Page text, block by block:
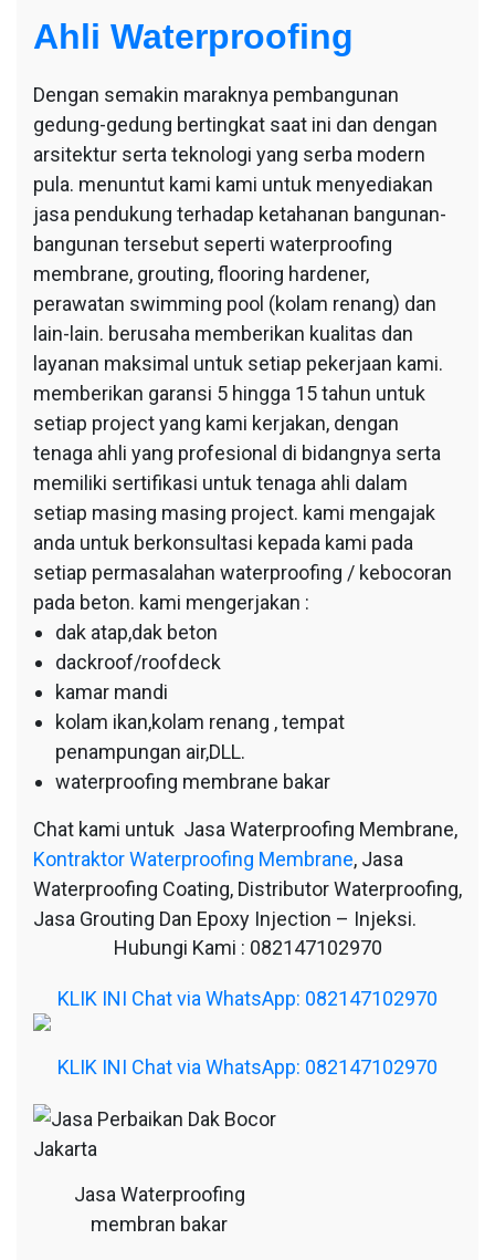
Ahli Waterproofing
Dengan semakin maraknya pembangunan
gedung-gedung bertingkat saat ini dan dengan
arsitektur serta teknologi yang serba modern
pula. menuntut kami kami untuk menyediakan
jasa pendukung terhadap ketahanan bangunan-
bangunan tersebut seperti waterproofing
membrane, grouting, flooring hardener,
perawatan swimming pool (kolam renang) dan
lain-lain. berusaha memberikan kualitas dan
layanan maksimal untuk setiap pekerjaan kami.
memberikan garansi 5 hingga 15 tahun untuk
setiap project yang kami kerjakan, dengan
tenaga ahli yang profesional di bidangnya serta
memiliki sertifikasi untuk tenaga ahli dalam
setiap masing masing project. kami mengajak
anda untuk berkonsultasi kepada kami pada
setiap permasalahan waterproofing / kebocoran
pada beton. kami mengerjakan :
dak atap,dak beton
dackroof/roofdeck
kamar mandi
kolam ikan,kolam renang , tempat
penampungan air,DLL.
waterproofing membrane bakar
Chat kami untuk Jasa Waterproofing Membrane,
Kontraktor Waterproofing Membrane, Jasa
Waterproofing Coating, Distributor Waterproofing,
Jasa Grouting Dan Epoxy Injection – Injeksi.
Hubungi Kami : 082147102970
KLIK INI Chat via WhatsApp: 082147102970
KLIK INI Chat via WhatsApp: 082147102970
Jasa Waterproofing
membran bakar